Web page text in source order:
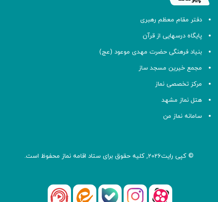
دفتر مقام معظم رهبری
پایگاه درسهایی از قرآن
بنیاد فرهنگی حضرت مهدی موعود (عج)
مجمع خیرین مسجد ساز
مرکز تخصصی نماز
هتل نماز مشهد
سامانه نماز من
© کپی رایت2026, کلیه حقوق برای ستاد اقامه نماز محفوظ است.
آپارات اینستاگرام
بله ایتا